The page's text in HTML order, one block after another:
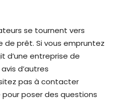
se tournent vers
de prêt. Si vous empruntez
d’une entreprise de
d’autres
pas à contacter
poser des questions